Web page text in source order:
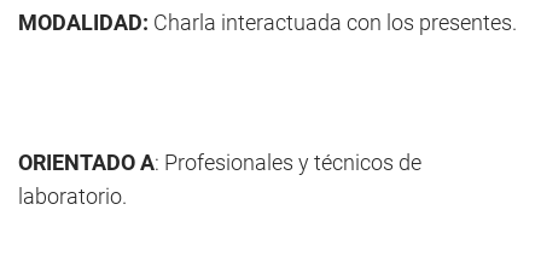
MODALIDAD: Charla interactuada con los presentes.
ORIENTADO A: Profesionales y técnicos de
laboratorio.